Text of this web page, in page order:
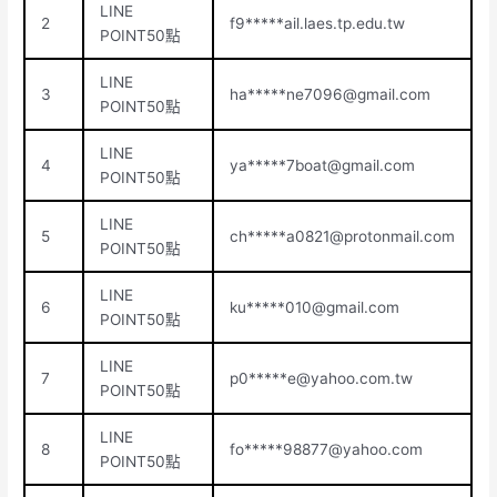
2
LINE
POINT50點
f9*****ail.laes.tp.edu.tw
3
LINE
POINT50點
ha*****ne7096@gmail.com
4
LINE
POINT50點
ya*****7boat@gmail.com
5
LINE
POINT50點
ch*****a0821@protonmail.com
6
LINE
POINT50點
ku*****010@gmail.com
7
LINE
POINT50點
p0*****e@yahoo.com.tw
8
LINE
POINT50點
fo*****98877@yahoo.com